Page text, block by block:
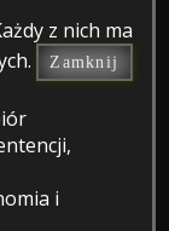
z nich ma
Zamknij
i